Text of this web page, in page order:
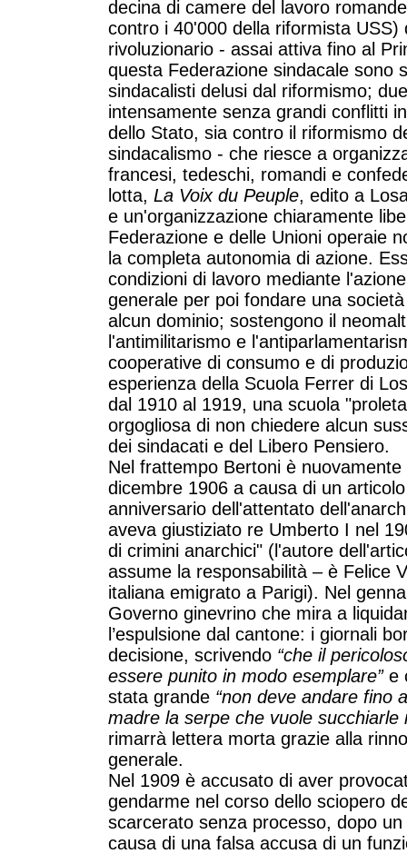
decina di camere del lavoro
contro i 40'000 della riformista
rivoluzionario - assai attiva fino al
questa Federazione sindacale sono
sindacalisti delusi dal riformismo;
intensamente senza grandi conflitti
dello Stato, sia contro il riformismo
sindacalismo - che riesce a
francesi, tedeschi, romandi e
lotta, La Voix du Peuple, edito a
e un'organiz­zazione chiaramente
Federazione e delle Unioni operaie
la completa autonomia di azione.
condizioni di lavoro mediante
generale per poi fondare una
alcun dominio; sostengono il
l'antimilitarismo e
cooperative di consumo e di
esperienza della Scuola Ferrer di
dal 1910 al 1919, una scuola
orgogliosa di non chiedere alcun
dei sindacati e del Libero Pensiero.
Nel frattempo Bertoni è
dicembre 1906 a causa di un
anniversario dell'attentato
aveva giustiziato re Umberto I nel
di crimini anarchici" (l'autore
assume la responsabilità – è Felice
italiana emigrato a Parigi). Nel
Governo ginevrino che mira a
l’espulsione dal cantone: i giornali
decisione, scrivendo “che il
essere punito in modo esemplare”e
stata grande “non deve andare fino
madre la serpe che vuole succhiarle
rimarrà lettera morta grazie alla
generale.
Nel 1909 è accusato di aver
gendarme nel corso dello sciopero
scarcerato senza processo, dopo
causa di una falsa accusa di un